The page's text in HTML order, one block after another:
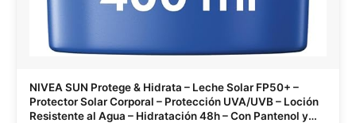
NIVEA SUN Protege & Hidrata – Leche Solar FP50+ –
Protector Solar Corporal – Protección UVA/UVB – Loción
Resistente al Agua – Hidratación 48h – Con Pantenol y